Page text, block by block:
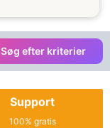
Søg efter kriterier
Support
100% gratis